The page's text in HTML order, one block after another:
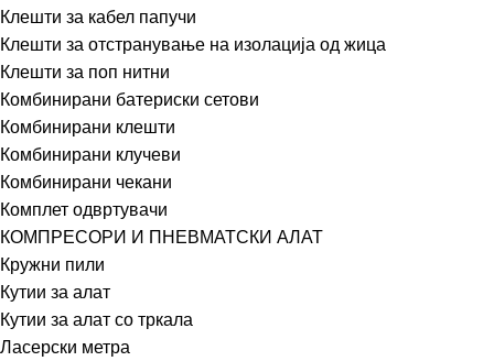
Клешти за кабел папучи
Клешти за отстранување на изолација од жица
Клешти за поп нитни
Комбинирани батериски сетови
Комбинирани клешти
Комбинирани клучеви
Комбинирани чекани
Комплет одвртувачи
КОМПРЕСОРИ И ПНЕВМАТСКИ АЛАТ
Кружни пили
Кутии за алат
Кутии за алат со тркала
Ласерски метра